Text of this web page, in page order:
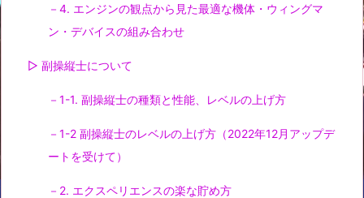
－4. エンジンの観点から見た最適な機体・ウィングマ
ン・デバイスの組み合わせ
▷ 副操縦士について
－1-1. 副操縦士の種類と性能、レベルの上げ方
－1-2 副操縦士のレベルの上げ方（2022年12月アップデ
ートを受けて）
－2. エクスペリエンスの楽な貯め方